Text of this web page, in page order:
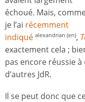
échoué. Mais,
je l’ai récemment
indiqué alexandrian (en),
exactement cela ;
pas encore réussie
d’autres JdR.
Il se peut donc que